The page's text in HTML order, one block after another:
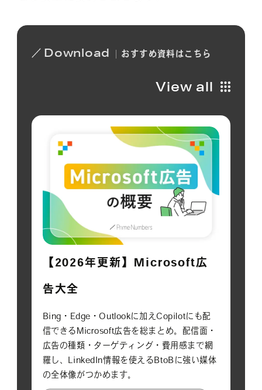
Download おすすめ資料は こちら
View all
【2026年更新】Microsoft広
告大全
Bing・Edge・Outlookに加えCopilotにも配
信できるMicrosoft広告を総まとめ。配信面・
広告の種類・ターゲティング・費用感まで網
羅し、LinkedIn情報を使えるBtoBに強い媒体
の全体像がつかめます。